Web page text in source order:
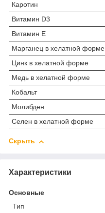
Каротин
Витамин D3
Витамин Е
Марганец в хелатной форме
Цинк в хелатной форме
Медь в хелатной форме
Кобальт
Молибден
Селен в хелатной форме
Скрыть
Характеристики
Основные
Тип